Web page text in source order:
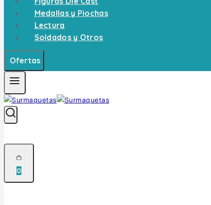
Medallas y Piochas
Lectura
Soldados y Otros
Ofertas
0